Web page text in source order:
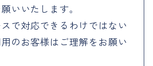
いいたします。
で対応できるわけではない
のお客様はご理解をお願い